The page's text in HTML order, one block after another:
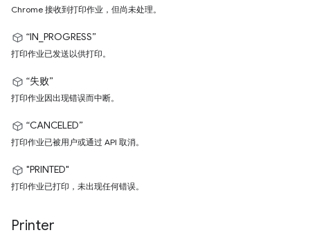
Chrome 接收到打印作业，但尚未处理。
“IN_PROGRESS”
打印作业已发送以供打印。
“失败”
打印作业因出现错误而中断。
“CANCELED”
打印作业已被用户或通过 API 取消。
"PRINTED"
打印作业已打印，未出现任何错误。
Printer